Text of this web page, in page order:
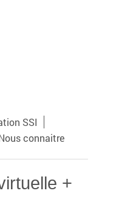
SSI
connaitre
+